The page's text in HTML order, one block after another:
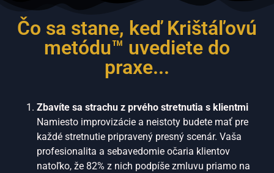
100M strategie
Čo sa stane, keď Krištáľovú
metódu™ uvediete do
praxe...
Zbavíte sa strachu z prvého stretnutia s klientmi
Namiesto improvizácie a neistoty budete mať pre
každé stretnutie pripravený presný scenár. Vaša
profesionalita a sebavedomie očaria klientov
natoľko, že 82% z nich podpíše zmluvu priamo na